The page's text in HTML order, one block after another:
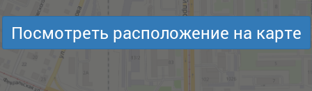
Посмотреть расположение на карте